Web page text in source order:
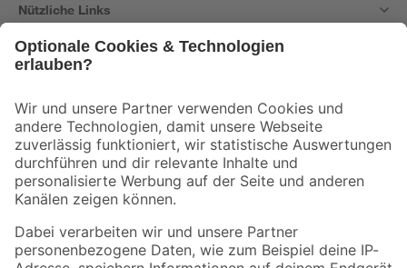
Nützliche Links
Der toom Newsletter: Keine Angebote und Aktionen mehr verpassen!
Zur Newsletter Anmeldung
Folge uns